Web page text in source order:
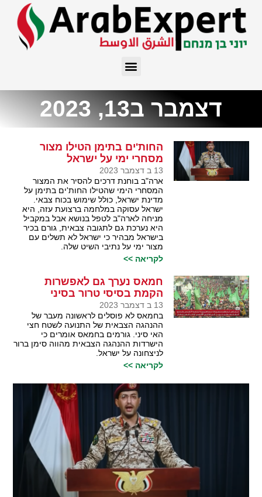
דצמבר ב13, 2023
החות'ים בתימן הטילו מצור
מסחרי ימי על ישראל
13 ב דצמבר 2023
ארה"ב בוחנת דרכים להסיר את המצור
המסחרי הימי שהטילו החות'ים בתימן על
מדינת ישראל, כולל שימוש בכוח צבאי.
ישראל עסוקה במלחמה ברצועת עזה, היא
מניחה לארה"ב לטפל בנושא אבל במקביל
היא נערכת גם לתגובה צבאית, גורם בכיר
בישראל מבהיר כי ישראל לא תשלים עם
מצור ימי על נתיבי השיט שלה.
לקריאה >>
חמאס נערך גם לאפשרות
הקמת בסיסי טרור בסיני
13 ב דצמבר 2023
בחמאס לא פוסלים לראשונה מעבר של
ההנהגה הצבאית של התנועה לשטח חצי
האי סיני. גורמים בחמאס אומרים כי
הישרדות ההנהגה הצבאית מהווה סימן ברור
לניצחונה על ישראל.
לקריאה >>